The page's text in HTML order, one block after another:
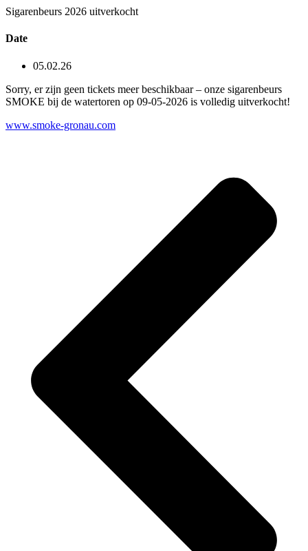
Sigarenbeurs 2026 uitverkocht
Date
05.02.26
Sorry, er zijn geen tickets meer beschikbaar – onze sigarenbeurs
SMOKE bij de watertoren op 09-05-2026 is volledig uitverkocht!
www.smoke-gronau.com